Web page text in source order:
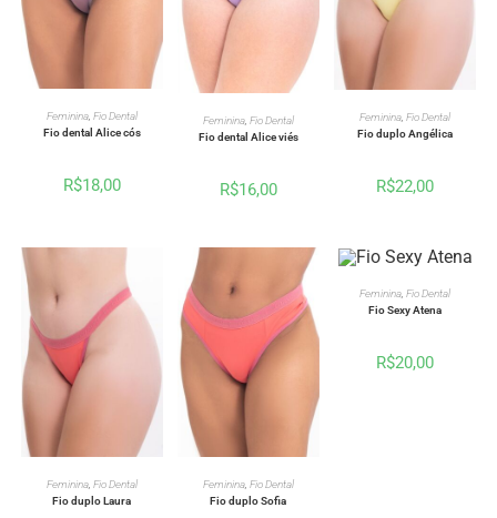
VER OPÇÕES
Feminina, Fio Dental
Fio dental Alice cós
R$18,00
VER OPÇÕES
Feminina, Fio Dental
Fio dental Alice viés
R$16,00
VER OPÇÕES
Feminina ,Fio Dental
Fio duplo Angélica
R$22,00
VER OPÇÕES
Feminina, Fio Dental
Fio duplo Laura
VER OPÇÕES
Feminina, Fio Dental
Fio duplo Sofia
VER OPÇÕES
Feminina,Fio Dental
Fio Sexy Atena
R$20,00